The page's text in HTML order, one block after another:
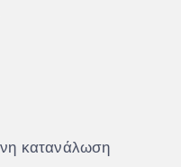
κατανάλωση